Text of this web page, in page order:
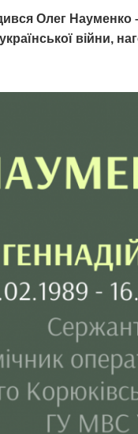
Олег Науменко
війни,